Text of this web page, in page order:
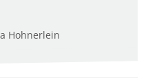
Hohnerlein